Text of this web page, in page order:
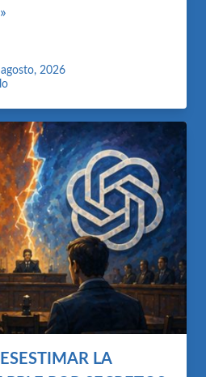
agosto, 2026
LA